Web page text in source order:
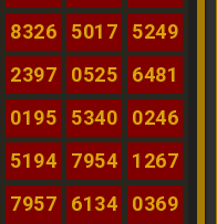
8326 5017
5249
2397 0525
6481
0195 5340
0246
5194 7954
1267
7957 6134
0369